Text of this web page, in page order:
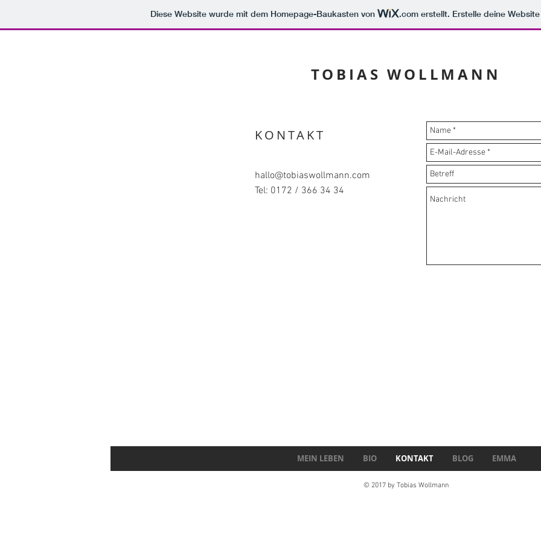
Diese Website wurde mit dem Homepage-Baukasten von .com erstellt. Erstelle deine
TOBIAS WOLLMANN
KONTAKT
hallo@tobiaswollmann.com
Tel: 0172 / 366 34 34
MEIN LEBEN BIO KONTAKT BLOG EMMA
© 2017 by Tobias Wollmann